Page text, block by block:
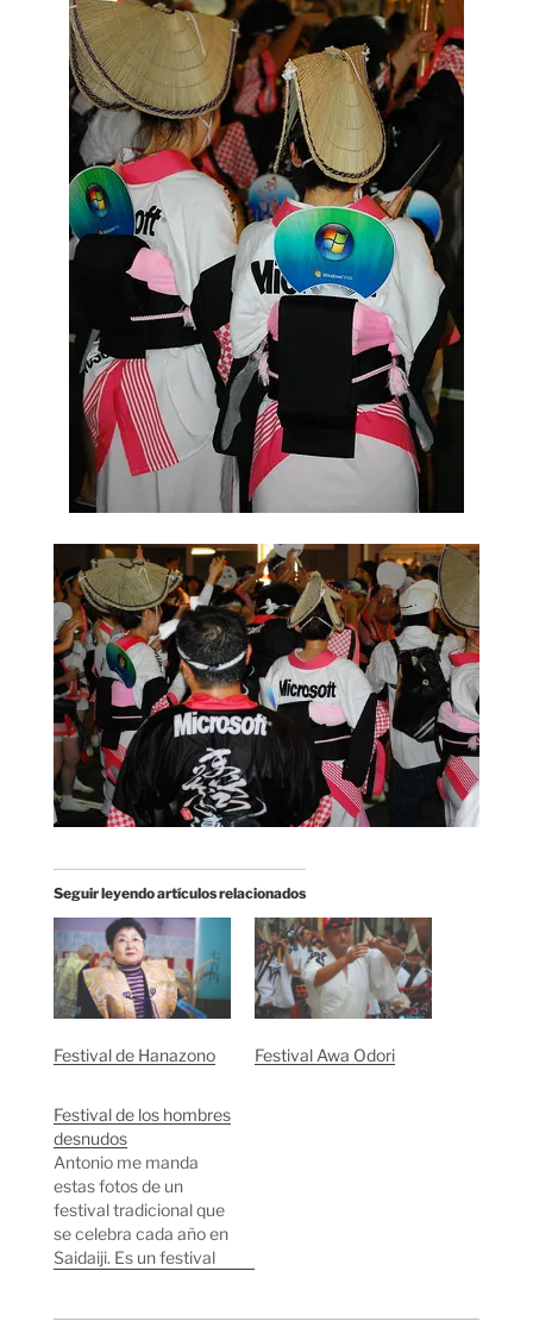
Seguir leyendo artículos relacionados
Festival de Hanazono Festival Awa Odori
Festival de los hombres
desnudos
Antonio me manda
estas fotos de un
festival tradicional que
se celebra cada año en
Saidaiji. Es un festival